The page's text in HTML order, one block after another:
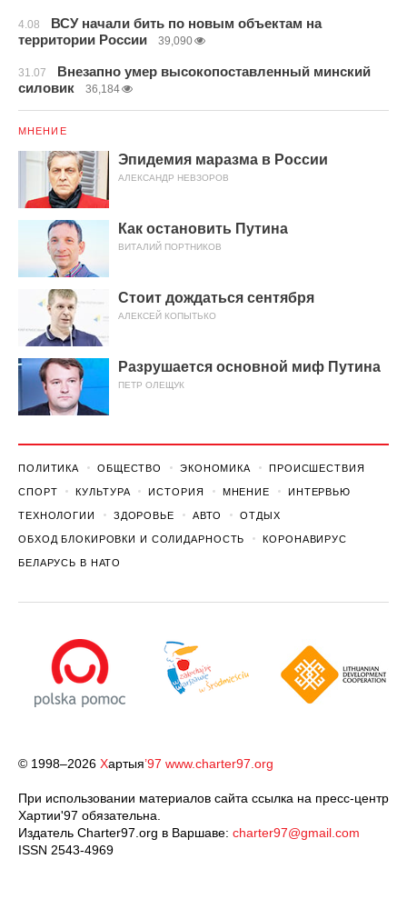
4.08
ВСУ начали бить по новым объектам на
территории России
39,090
31.07
Внезапно умер высокопоставленный минский
силовик
36,184
МНЕНИЕ
Эпидемия маразма в России
АЛЕКСАНДР НЕВЗОРОВ
Как остановить Путина
ВИТАЛИЙ ПОРТНИКОВ
Стоит дождаться сентября
АЛЕКСЕЙ КОПЫТЬКО
Разрушается основной миф Путина
ПЕТР ОЛЕЩУК
ПОЛИТИКА ОБЩЕСТВО ЭКОНОМИКА ПРОИСШЕСТВИЯ
СПОРТ КУЛЬТУРА ИСТОРИЯ МНЕНИЕ ИНТЕРВЬЮ
ТЕХНОЛОГИИ ЗДОРОВЬЕ АВТО ОТДЫХ
ОБХОД БЛОКИРОВКИ И СОЛИДАРНОСТЬ КОРОНАВИРУС
БЕЛАРУСЬ В НАТО
© 1998–2026 Хартыя’97 www.charter97.org
При использовании материалов сайта ссылка на пресс-центр
Хартии'97 обязательна.
Издатель Charter97.org в Варшаве: charter97@gmail.com
ISSN 2543-4969